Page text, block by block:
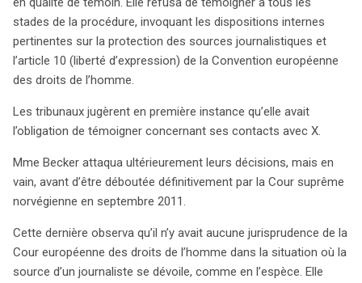
stades de la procédure, invoquant les dispositions internes
pertinentes sur la protection des sources journalistiques et
l’article 10 (liberté d’expression) de la Convention européenne
des droits de l’homme.
Les tribunaux jugèrent en première instance qu’elle avait
l’obligation de témoigner concernant ses contacts avec X.
Mme Becker attaqua ultérieurement leurs décisions, mais en
vain, avant d’être déboutée définitivement par la Cour suprême
norvégienne en septembre 2011.
Cette dernière observa qu’il n’y avait aucune jurisprudence de la
Cour européenne des droits de l’homme dans la situation où la
source d’un journaliste se dévoile, comme en l’espèce. Elle